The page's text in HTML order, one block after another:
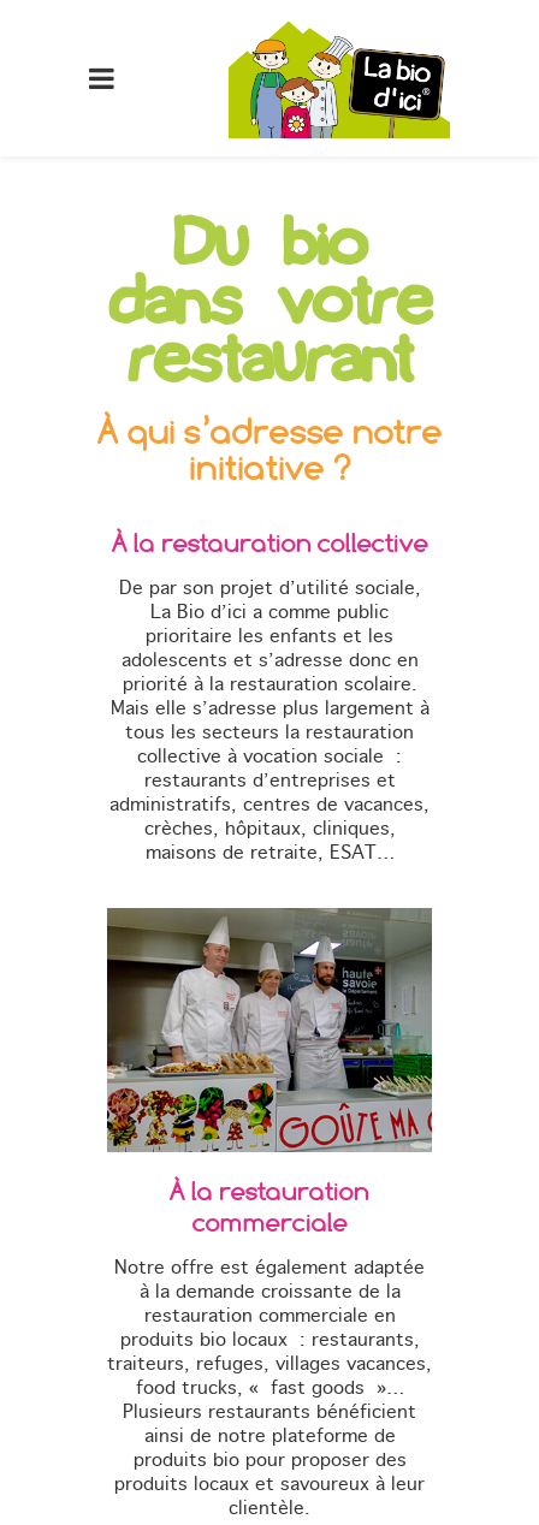
Du bio
dans votre
restaurant
Àqui s’adresse notre
initiative ?
À la restauration collective
De par son projet d’utilité sociale,
La Bio d’ici a comme public
prioritaire les enfants et les
adolescents et s’adresse donc en
priorité à la restauration scolaire.
Mais elle s’adresse plus largement à
tous les secteurs la restauration
collective à vocation sociale :
restaurants d’entreprises et
administratifs, centres de vacances,
crèches, hôpitaux, cliniques,
maisons de retraite, ESAT…
À la restauration
commerciale
Notre offre est également adaptée
à la demande croissante de la
restauration commerciale en
produits bio locaux : restaurants,
traiteurs, refuges, villages vacances,
food trucks, « fast goods »…
Plusieurs restaurants bénéficient
ainsi de notre plateforme de
produits bio pour proposer des
produits locaux et savoureux à leur
clientèle.